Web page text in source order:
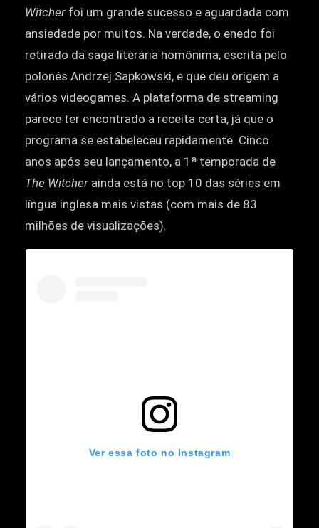
Witcher foi um grande sucesso e aguardada com
ansiedade por muitos. Na verdade, o enedo foi
retirado da saga literária homônima, escrita pelo
polonês Andrzej Sapkowski, e que deu origem a
vários videogames. A plataforma de streaming
parece ter encontrado a receita certa, já que o
programa se estabeleceu rapidamente. Cinco
anos após seu lançamento, a 1ª temporada de
The Witcher ainda está no top 10 das séries em
língua inglesa mais vistas (com mais de 83
milhões de visualizações).
Ver essa foto no Instagram